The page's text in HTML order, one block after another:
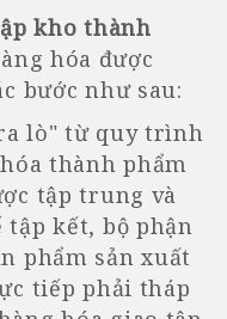
kho thành
hóa được
bước như sau:
lò" từ quy trình
thành phẩm
tập trung và
tập kết, bộ phận
phẩm sản xuất
tiếp phải tháp